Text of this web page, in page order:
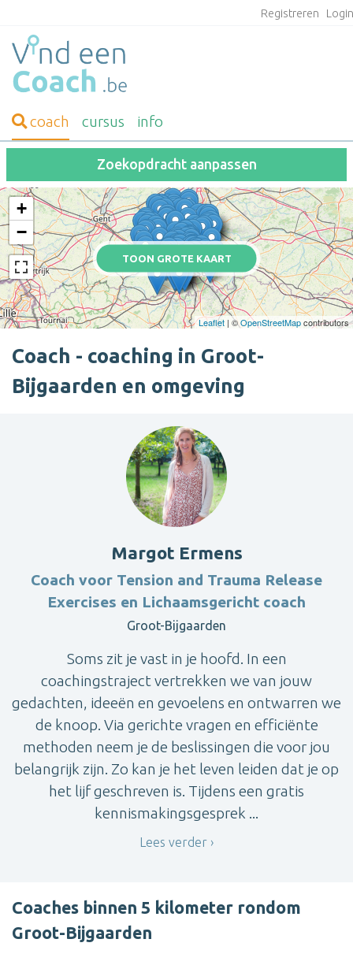
Registreren
coach cursus info
Zoekopdracht aanpassen
TOON GROTE KAART
+
−
Leaflet | ©OpenStreetMapcontributors
Coach - coaching in Groot-
Bijgaarden en omgeving
Margot Ermens
Coach voor Tension and Trauma Release
Exercises en Lichaamsgericht coach
Groot-Bijgaarden
Soms zit je vast in je hoofd. In een
coachingstraject vertrekken we van jouw
gedachten, ideeën en gevoelens en ontwarren we
de knoop. Via gerichte vragen en efficiënte
methoden neem je de beslissingen die voor jou
belangrijk zijn. Zo kan je het leven leiden dat je op
het lijf geschreven is. Tijdens een gratis
kennismakingsgesprek ...
Lees verder
Coaches binnen 5 kilometer rondom
Groot-Bijgaarden